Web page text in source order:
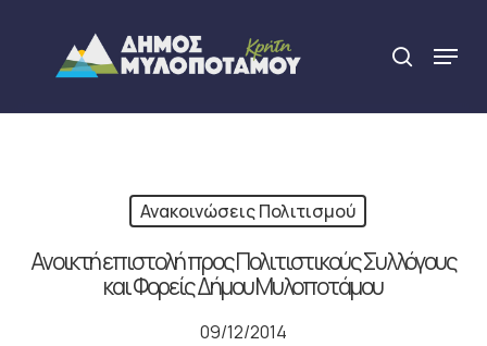
content
search
Menu
Ανακοινώσεις Πολιτισμού
Ανοικτή επιστολή προς Πολιτιστικούς Συλλόγους
και Φορείς Δήμου Μυλοποτάμου
09/12/2014
Close